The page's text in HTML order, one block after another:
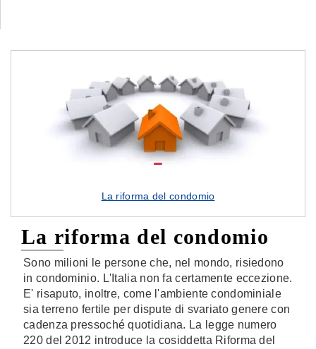
La riforma del condomio
La riforma del condomio
Sono milioni le persone che, nel mondo, risiedono
in condominio. L'Italia non fa certamente eccezione.
E' risaputo, inoltre, come l'ambiente condominiale
sia terreno fertile per dispute di svariato genere con
cadenza pressoché quotidiana. La legge numero
220 del 2012 introduce la cosiddetta Riforma del